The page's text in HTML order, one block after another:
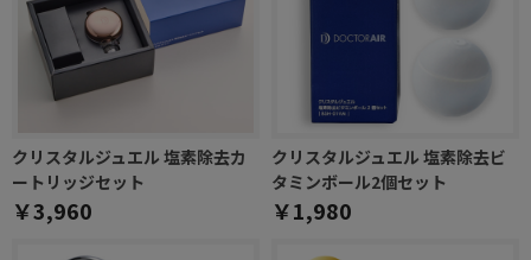
クリスタルジュエル 塩素除去カ
ートリッジセット
￥3,960
クリスタルジュエル 塩素除去ビ
タミンボール2個セット
￥1,980